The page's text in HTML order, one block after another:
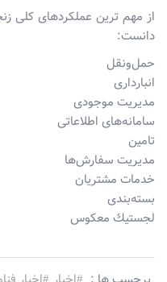
از مهم ترین عملكردهای كلی
دانست:
حمل‌ونقل
انبارداری
مدیریت موجودی
سامانه‌های اطلاعاتی
تامین
مدیریت سفارش‌ها
خدمات مشتریان
بسته‌بندی
لجستیك معكوس